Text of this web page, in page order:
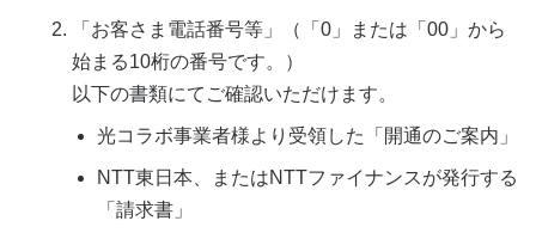
「お客さま電話番号等」
（「0」または「00」から
始まる10桁の番号です。）
以下の書類にてご確認いただけます。
光コラボ事業者様より受領した「開通のご案内」
NTT東日本、またはNTTファイナンスが発行する
「請求書」